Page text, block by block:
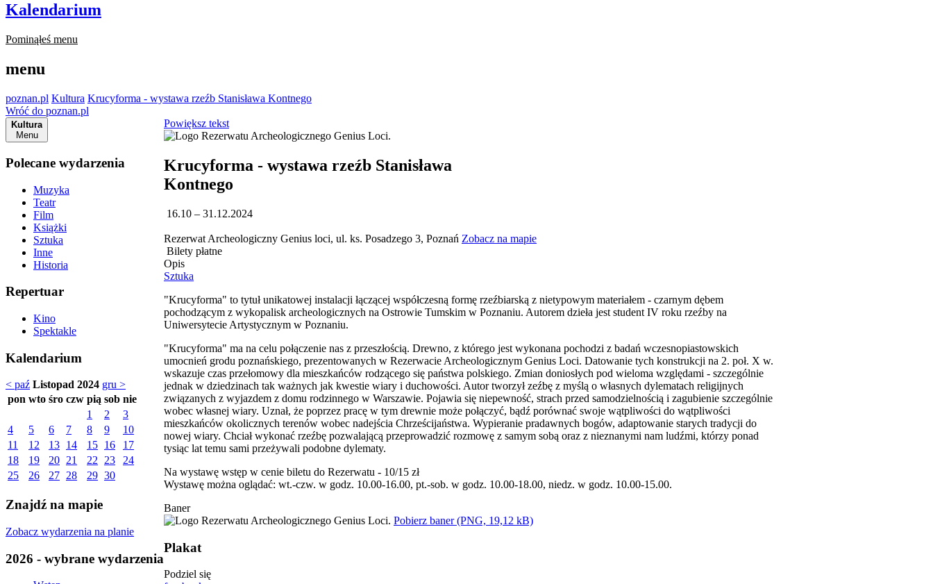
Kalendarium
Pominąłeś menu
menu
poznan.pl Kultura Krucyforma - wystawa rzeźb Stanisława Kontnego
Wróć do poznan.pl
Kultura
Menu
Polecane wydarzenia
Muzyka
Teatr
Film
Książki
Sztuka
Inne
Historia
Repertuar
Kino
Spektakle
Kalendarium
< paź Listopad 2024 gru >
pon wto śro czw pią sob nie
1
2
3
4
5 6 7 8 9
10
11
12 13 14 15 16
17
18
19 20 21 22 23
24
25
26 27 28 29 30
Znajdź na mapie
Zobacz wydarzenia na planie
2026 - wybrane wydarzenia
Powiększ tekst
Krucyforma - wystawa rzeźb Stanisława
Kontnego
16.10 – 31.12.2024
Rezerwat Archeologiczny Genius loci, ul. ks. Posadzego 3, Poznań Zobacz na mapie
Bilety płatne
Opis
Sztuka
"Krucyforma" to tytuł unikatowej instalacji łączącej współczesną formę rzeźbiarską z nietypowym materiałem - czarnym dębem
pochodzącym z wykopalisk archeologicznych na Ostrowie Tumskim w Poznaniu. Autorem dzieła jest student IV roku rzeźby na
Uniwersytecie Artystycznym w Poznaniu.
"Krucyforma" ma na celu połączenie nas z przeszłością. Drewno, z którego jest wykonana pochodzi z badań wczesnopiastowskich
umocnień grodu poznańskiego, prezentowanych w Rezerwacie Archeologicznym Genius Loci. Datowanie tych konstrukcji na 2. poł. X w.
wskazuje czas przełomowy dla mieszkańców rodzącego się państwa polskiego. Zmian doniosłych pod wieloma względami - szczególnie
jednak w dziedzinach tak ważnych jak kwestie wiary i duchowości. Autor tworzył zeźbę z myślą o własnych dylematach religijnych
związanych z wyjazdem z domu rodzinnego w Warszawie. Pojawia się niepewność, strach przed samodzielnością i zagubienie szczególnie
wobec własnej wiary. Uznał, że poprzez pracę w tym drewnie może połączyć, bądź porównać swoje wątpliwości do wątpliwości
mieszkańców okolicznych terenów wobec nadejścia Chrześcijaństwa. Wypieranie pradawnych bogów, adaptowanie starych tradycji do
nowej wiary. Chciał wykonać rzeźbę pozwalającą przeprowadzić rozmowę z samym sobą oraz z nieznanymi nam ludźmi, którzy ponad
tysiąc lat temu sami przeżywali podobne dylematy.
Na wystawę wstęp w cenie biletu do Rezerwatu - 10/15 zł
Wystawę można oglądać: wt.-czw. w godz. 10.00-16.00, pt.-sob. w godz. 10.00-18.00, niedz. w godz. 10.00-15.00.
Baner
Pobierz baner (PNG, 19,12 kB)
Plakat
Podziel się